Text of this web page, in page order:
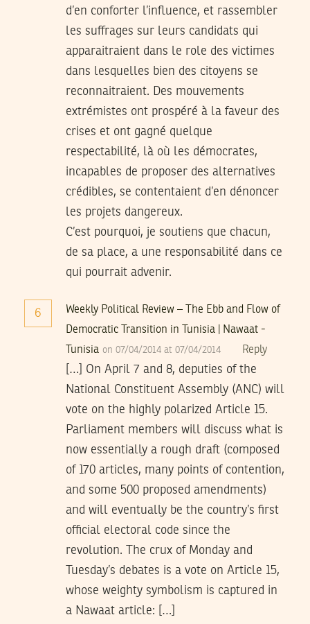
d’en conforter l’influence, et rassembler
les suffrages sur leurs candidats qui
apparaitraient dans le role des victimes
dans lesquelles bien des citoyens se
reconnaitraient. Des mouvements
extrémistes ont prospéré à la faveur des
crises et ont gagné quelque
respectabilité, là où les démocrates,
incapables de proposer des alternatives
crédibles, se contentaient d’en dénoncer
les projets dangereux.
C’est pourquoi, je soutiens que chacun,
de sa place, a une responsabilité dans ce
qui pourrait advenir.
6
Weekly Political Review – The Ebb and Flow of
Democratic Transition in Tunisia | Nawaat -
Tunisia on 07/04/2014 at 07/04/2014 Reply
[…] On April 7 and 8, deputies of the
National Constituent Assembly (ANC) will
vote on the highly polarized Article 15.
Parliament members will discuss what is
now essentially a rough draft (composed
of 170 articles, many points of contention,
and some 500 proposed amendments)
and will eventually be the country’s first
official electoral code since the
revolution. The crux of Monday and
Tuesday’s debates is a vote on Article 15,
whose weighty symbolism is captured in
a Nawaat article: […]